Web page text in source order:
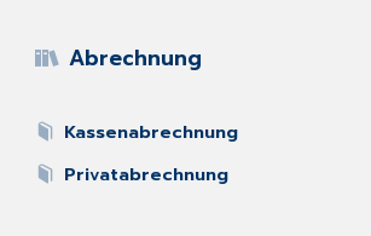
Abrechnung
Kassenabrechnung
Privatabrechnung